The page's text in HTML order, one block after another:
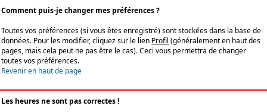
Comment puis-je changer mes préférences ?
Toutes vos préférences (si vous êtes enregistré) sont stockées dans la base de
données. Pour les modifier, cliquez sur le lien Profil (généralement en haut des
pages, mais cela peut ne pas être le cas). Ceci vous permettra de changer
toutes vos préférences.
Revenir en haut de page
Les heures ne sont pas correctes !